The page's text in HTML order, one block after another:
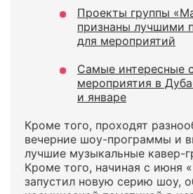
Проекты группы
признаны лучшими
для мероприятий
Самые интересные
мероприятия в
и январе
Кроме того, проходят
вечерние шоу-программы и
лучшие музыкальные кавер-
Кроме того, начиная с июня
запустил новую серию шоу,